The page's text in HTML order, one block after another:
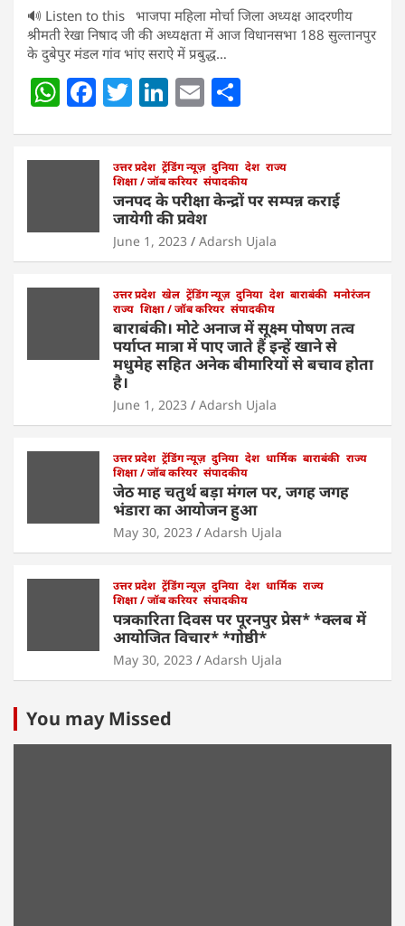
🔊 Listen to this भाजपा महिला मोर्चा जिला अध्यक्ष आदरणीय
श्रीमती रेखा निषाद जी की अध्यक्षता में आज विधानसभा 188 सुल्तानपुर
के दुबेपुर मंडल गांव भांए सराऐ में प्रबुद्ध…
W
at
p
p
F
c
b
o
o
k
T
er
Li
e
dI
n
E
l e
उत्तर प्रदेश ट्रेंडिंग न्यूज़ दुनिया देश राज्य
शिक्षा / जॉब करियर संपादकीय
जनपद के परीक्षा केन्द्रों पर सम्पन्न कराई
जायेगी की प्रवेश
June 1, 2023 Adarsh Ujala
उत्तर प्रदेश खेल ट्रेंडिंग न्यूज़ दुनिया देश बाराबंकी मनोरंजन
राज्य शिक्षा / जॉब करियर संपादकीय
बाराबंकी। मोटे अनाज में सूक्ष्म पोषण तत्व
पर्याप्त मात्रा में पाए जाते हैं इन्हें खाने से
मधुमेह सहित अनेक बीमारियों से बचाव होता
है।
June 1, 2023 Adarsh Ujala
उत्तर प्रदेश ट्रेंडिंग न्यूज़ दुनिया देश धार्मिक बाराबंकी राज्य
शिक्षा / जॉब करियर संपादकीय
जेठ माह चतुर्थ बड़ा मंगल पर, जगह जगह
भंडारा का आयोजन हुआ
May 30, 2023 Adarsh Ujala
उत्तर प्रदेश ट्रेंडिंग न्यूज़ दुनिया देश धार्मिक राज्य
शिक्षा / जॉब करियर संपादकीय
पत्रकारिता दिवस पर पूरनपुर प्रेस* *क्लब में
आयोजित विचार* *गोष्ठी*
May 30, 2023 Adarsh Ujala
You may Missed